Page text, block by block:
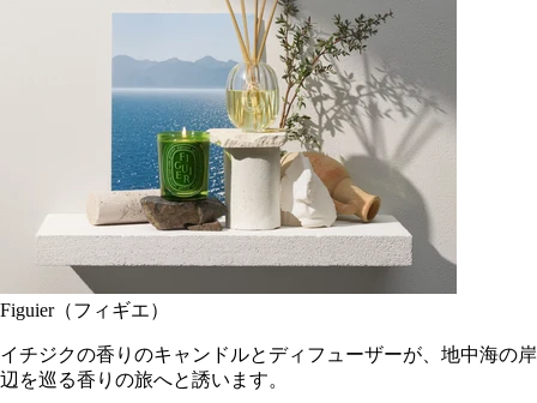
Figuier（フィギエ）
イチジクの香りのキャンドルとディフューザーが、地中海の岸
辺を巡る香りの旅へと誘います。